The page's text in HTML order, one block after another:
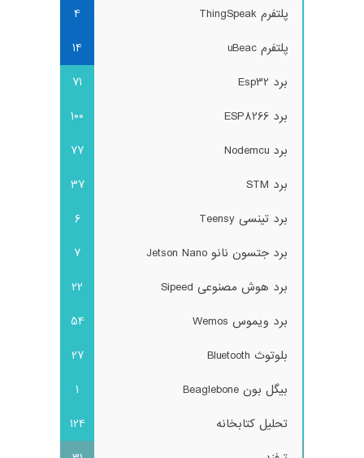
پلتفرم ThingSpeak
4
پلتفرم uBeac
14
برد Esp32
71
برد ESP8266
100
برد Nodemcu
77
برد STM
37
برد تینسی Teensy
6
برد جتسون نانو Jetson Nano
7
برد هوش مصنوعی Sipeed
22
برد ویموس Wemos
54
بلوتوث Bluetooth
27
بیگل بون Beaglebone
1
تحلیل کتابخانه
124